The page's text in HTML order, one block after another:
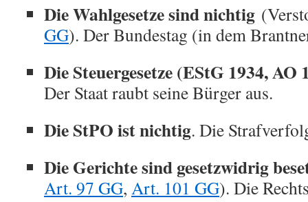
Die Wahlgesetze sind nichtig
GG). Der Bundestag (in dem
Die Steuergesetze (EStG 1934,
Der Staat raubt seine Bürger aus.
Die StPO ist nichtig. Die
Die Gerichte sind gesetzwidrig
Art. 97 GG, Art. 101 GG). Die